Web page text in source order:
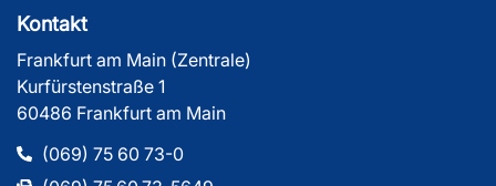
Kontakt
Frankfurt am Main (Zentrale)
Kurfürstenstraße 1
60486 Frankfurt am Main
(069) 75 60 73-0